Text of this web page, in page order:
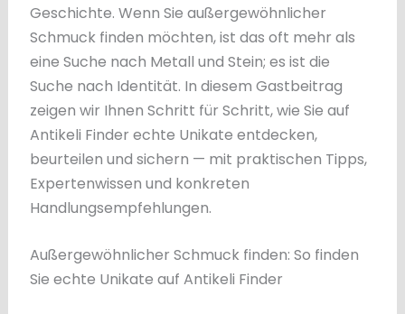
Geschichte. Wenn Sie außergewöhnlicher
Schmuck finden möchten, ist das oft mehr als
eine Suche nach Metall und Stein; es ist die
Suche nach Identität. In diesem Gastbeitrag
zeigen wir Ihnen Schritt für Schritt, wie Sie auf
Antikeli Finder echte Unikate entdecken,
beurteilen und sichern — mit praktischen Tipps,
Expertenwissen und konkreten
Handlungsempfehlungen.
Außergewöhnlicher Schmuck finden: So finden
Sie echte Unikate auf Antikeli Finder